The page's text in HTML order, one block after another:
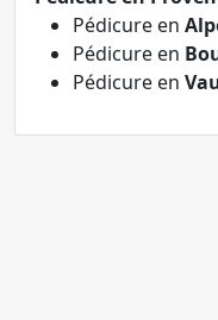
Pédicure en
Pédicure en
Pédicure en